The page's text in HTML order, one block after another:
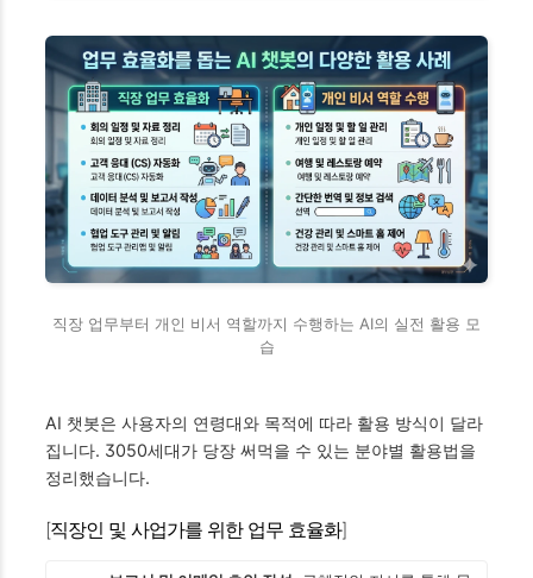
직장 업무부터 개인 비서 역할까지 수행하는 AI의 실전 활용 모
습
AI 챗봇은 사용자의 연령대와 목적에 따라 활용 방식이 달라
집니다. 3050세대가 당장 써먹을 수 있는 분야별 활용법을
정리했습니다.
[직장인 및 사업가를 위한 업무 효율화]